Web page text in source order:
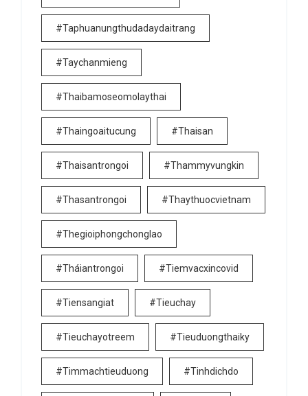
#taphuanungthudadaydaitrang
#taychanmieng
#thaibamoseomolaythai
#thaingoaitucung #thaisan
#thaisantrongoi #thammyvungkin
#thasantrongoi #thaythuocvietnam
#thegioiphongchonglao
#tháiantrongoi #tiemvacxincovid
#tiensangiat #tieuchay
#tieuchayotreem #tieuduongthaiky
#timmachtieuduong #tinhdichdo